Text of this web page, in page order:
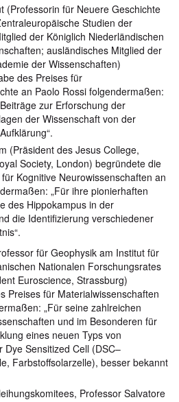
(Professorin für Neuere Geschichte
Studien der
der Königlich Niederländischen
ausländisches Mitglied der
der Wissenschaften)
des Preises für
an Paolo Rossi folgendermaßen:
zur Erforschung der
der Wissenschaft von der
(Präsident des Jesus College,
Society, London) begründete die
Kognitive Neurowissenschaften an
„Für ihre pionierhaften
des Hippokampus in der
die Identifizierung verschiedener
für Geophysik am Institut für
Nationalen Forschungsrates
Euroscience, Strassburg)
Preises für Materialwissenschaften
„Für seine zahlreichen
und im Besonderen für
eines neuen Typs von
Dye Sensitized Cell (DSC–
Farbstoffsolarzelle), besser bekannt
Professor Salvatore